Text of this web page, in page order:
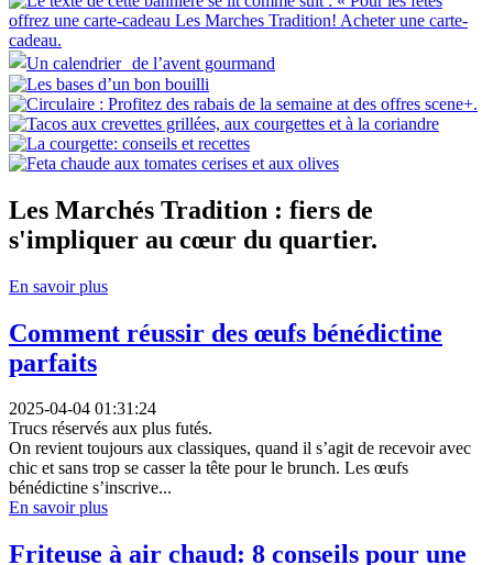
Les Marchés Tradition : fiers de
s'impliquer au cœur du quartier​.
En savoir plus
Comment réussir des œufs bénédictine
parfaits
2025-04-04 01:31:24
Trucs réservés aux plus futés.
On revient toujours aux classiques, quand il s’agit de recevoir avec
chic et sans trop se casser la tête pour le brunch. Les œufs
bénédictine s’inscrive...
En savoir plus
Friteuse à air chaud: 8 conseils pour une